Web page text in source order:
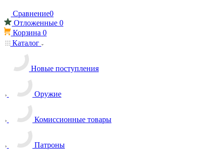
Сравнение0
Отложенные 0
Корзина 0
Каталог
Новые поступления
Оружие
Комиссионные товары
Патроны